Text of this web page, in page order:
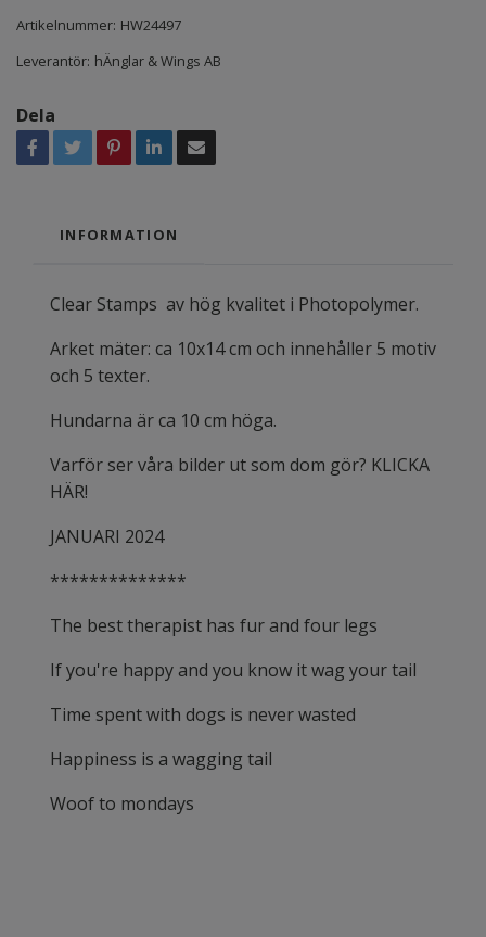
Artikelnummer: HW24497
Leverantör: hÄnglar & Wings AB
Dela
INFORMATION
Clear Stamps av hög kvalitet i Photopolymer.
Arket mäter: ca 10x14 cm och innehåller 5 motiv
och 5 texter.
Hundarna är ca 10 cm höga.
Varför ser våra bilder ut som dom gör? KLICKA
HÄR!
JANUARI 2024
**************
The best therapist has fur and four legs
If you're happy and you know it wag your tail
Time spent with dogs is never wasted
Happiness is a wagging tail
Woof to mondays